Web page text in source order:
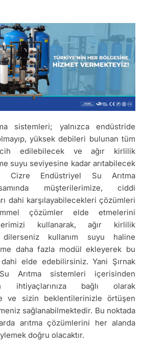
sistemleri; yalnızca endüstride
yüksek debileri bulunan tüm
edilebilecek ve ağır kirlilik
suyu seviyesine kadar arıtabilecek
Cizre Endüstriyel Su Arıtma
müşterilerimize, ciddi
dahi karşılayabilecekleri çözümleri
çözümler elde etmelerini
kullanarak, ağır kirlilik
kullanım suyu haline
daha fazla modül ekleyerek bu
elde edebilirsiniz. Yani Şırnak
Arıtma sistemleri içerisinden
ihtiyaçlarınıza bağlı olarak
ve sizin beklentilerinizle örtüşen
sağlanabilmektedir. Bu noktada
arıtma çözümlerini her alanda
doğru olacaktır.